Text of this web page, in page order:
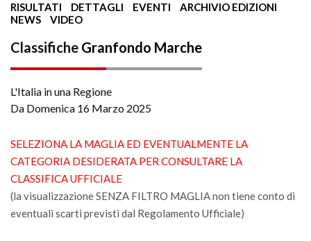
RISULTATI DETTAGLI EVENTI
ARCHIVIO EDIZIONI
NEWS
VIDEO
Classifiche Granfondo Marche
L'Italia in una Regione
Da Domenica 16 Marzo 2025
SELEZIONA LA MAGLIA ED EVENTUALMENTE LA
CATEGORIA DESIDERATA PER CONSULTARE LA
CLASSIFICA UFFICIALE
(la visualizzazione SENZA FILTRO MAGLIA non tiene conto di
eventuali scarti previsti dal Regolamento Ufficiale)